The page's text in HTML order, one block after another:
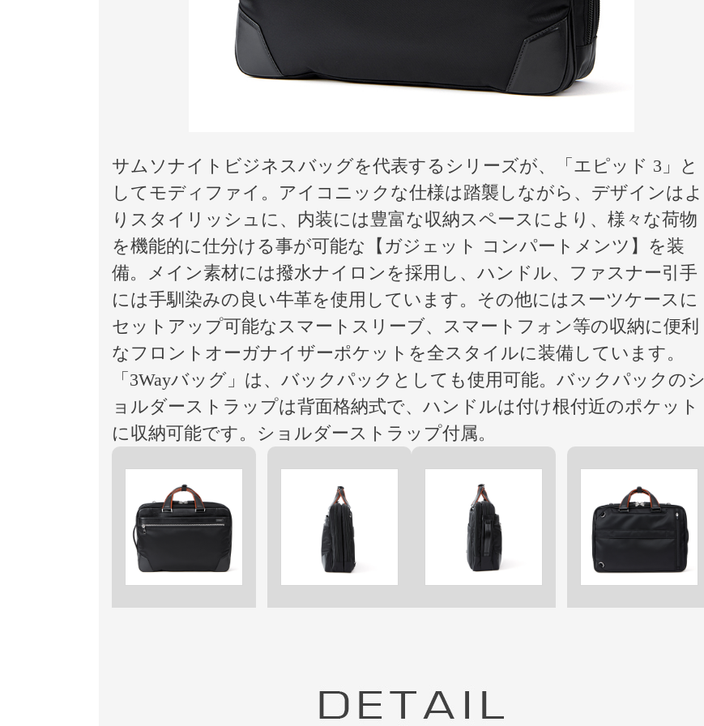
サムソナイトビジネスバッグを代表するシリーズが、「エピッド 3」と
してモディファイ。アイコニックな仕様は踏襲しながら、デザインはよ
りスタイリッシュに、内装には豊富な収納スペースにより、様々な荷物
を機能的に仕分ける事が可能な【ガジェット コンパートメンツ】を装
備。メイン素材には撥水ナイロンを採用し、ハンドル、ファスナー引手
には手馴染みの良い牛革を使用しています。その他にはスーツケースに
セットアップ可能なスマートスリーブ、スマートフォン等の収納に便利
なフロントオーガナイザーポケットを全スタイルに装備しています。
「3Wayバッグ」は、バックパックとしても使用可能。バックパックのシ
ョルダーストラップは背面格納式で、ハンドルは付け根付近のポケット
に収納可能です。ショルダーストラップ付属。